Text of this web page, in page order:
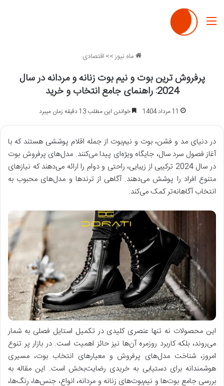
منو
ماه نیوز>> اقتصادی
پرفروش ترین بوت و نیم بوت زنانه و مردانه در سال
2024: راهنمای جامع انتخاب و خرید
11 مرداد 1404 خواندن این مطلب 13 دقیقه زمان میبرد
در دنیای مد و فشن، بوت و نیم‌بوت از جمله اقلام پوششی هستند که با
آغاز فصول سرد سال، جایگاه ویژه‌ای پیدا می‌کنند. مدل‌های پرفروش بوت
در سال 2024 ترکیبی از زیبایی، راحتی و دوام را ارائه می‌دهند که نیازهای
متنوع افراد را پوشش می‌دهند. آگاهی از ترندها و مدل‌های محبوب به
انتخاب آگاهانه‌تر کمک می‌کند.
این محصولات نه تنها عنصری کلیدی در تکمیل استایل فصلی به شمار
می‌روند، بلکه کاربرد روزمره آن‌ها نیز حائز اهمیت است. در بازار پر تنوع
امروز، شناخت مدل‌های پرفروش و معیارهای انتخاب بوت، مسیری
هوشمندانه برای دستیابی به خریدی رضایت‌بخش است. این مقاله به
بررسی جامع بوت‌ها و نیم‌بوت‌های زنانه و مردانه، انواع، جنس‌ها، رنگ‌ها،